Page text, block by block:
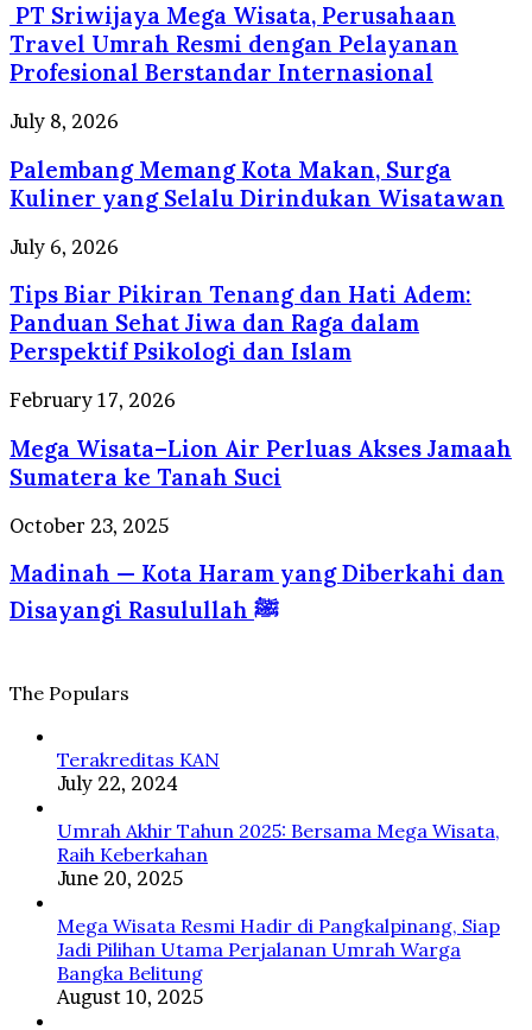
Mega
Wisata,
Perusahaan
Travel
Umrah
Resmi
dengan
Pelayanan
Profesional
Internasional
PT Sriwijaya Mega Wisata, Perusahaan
Travel Umrah Resmi dengan Pelayanan
Profesional Berstandar Internasional
Palembang
Kota
Makan,
Surga
Kuliner
yang
Selalu
Dirindukan
Wisatawan
July 8, 2026
Palembang Memang Kota Makan, Surga
Kuliner yang Selalu Dirindukan Wisatawan
Tips
Pikiran
Tenang
dan
Hati
Adem:
Panduan
Sehat
Jiwa
dan
dalam
Psikologi
dan
Islam
July 6, 2026
Tips Biar Pikiran Tenang dan Hati Adem:
Panduan Sehat Jiwa dan Raga dalam
Perspektif Psikologi dan Islam
Mega
Lion
Air
Perluas
Akses
Sumatera
ke
Tanah
February 17, 2026
Mega Wisata–Lion Air Perluas Akses Jamaah
Sumatera ke Tanah Suci
Madinah
Kota
Haram
yang
Disayangi
October 23, 2025
Madinah — Kota Haram yang Diberkahi dan
Disayangi Rasulullah ﷺ
The Populars
Terakreditas KAN
July 22, 2024
Umrah Akhir Tahun 2025: Bersama Mega Wisata,
Raih Keberkahan
June 20, 2025
Mega Wisata Resmi Hadir di Pangkalpinang, Siap
Jadi Pilihan Utama Perjalanan Umrah Warga
Bangka Belitung
August 10, 2025